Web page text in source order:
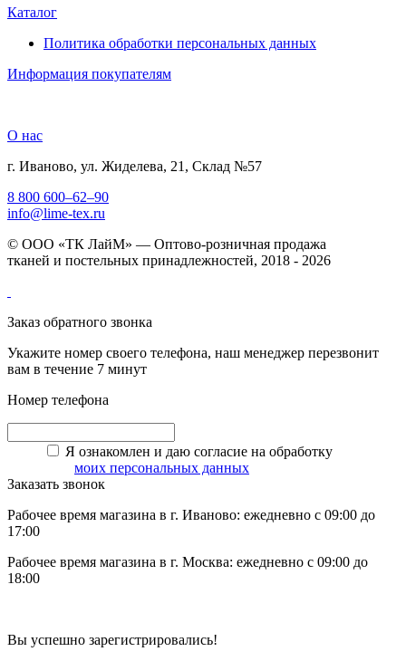
Каталог
Политика обработки персональных данных
Информация покупателям
О нас
г. Иваново, ул. Жиделева, 21, Склад №57
8 800 600–62–90
info@lime-tex.ru
© ООО «ТК ЛайМ» — Оптово-розничная продажа
тканей и постельных принадлежностей, 2018 - 2026
Заказ обратного звонка
Укажите номер своего телефона, наш менеджер перезвонит
вам в течение 7 минут
Номер телефона
Я ознакомлен и даю согласие на обработку
моих персональных данных
Заказать звонок
Рабочее время магазина в г. Иваново: ежедневно с 09:00 до
17:00
Рабочее время магазина в г. Москва: ежедневно с 09:00 до
18:00
Вы успешно зарегистрировались!